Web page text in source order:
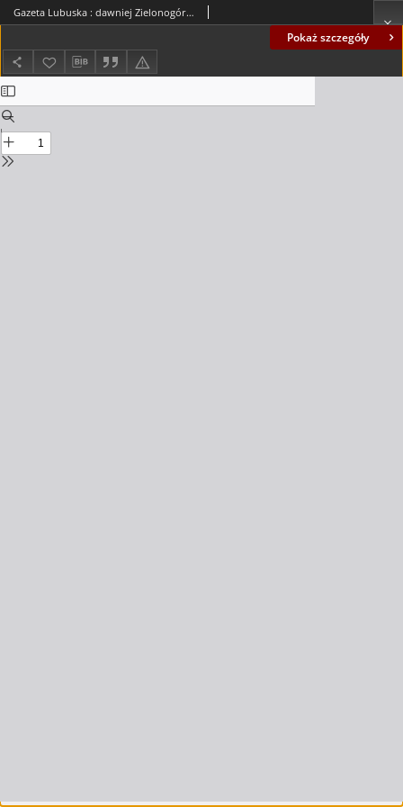
Pokaż szczegóły
Gazeta Lubuska : dawniej Zielonogórska-Gorzowska R. XLII [właśc. XLIII], nr 176 (29 lipca 1994). - Wyd. 1